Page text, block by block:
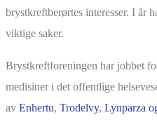
brystkreftberørtes interesser. I år
viktige saker.
Brystkreftforeningen har jobbet
medisiner i det offentlige
av Enhertu, Trodelvy, Lynparza